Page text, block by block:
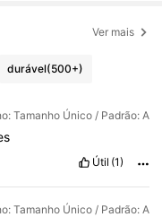
Ver mais
durável(500+)
Tamanho Único / Padrão: A
Útil (1)
Tamanho Único / Padrão: A